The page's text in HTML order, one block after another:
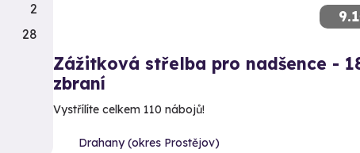
9.1
Zážitková střelba pro nadšence -
zbraní
Vystřílíte celkem 110 nábojů!
Drahany (okres Prostějov)
2
28